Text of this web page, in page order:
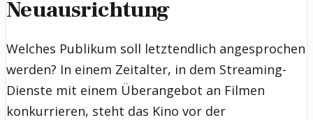
Neuausrichtung
Welches Publikum soll letztendlich angesprochen
werden? In einem Zeitalter, in dem Streaming-
Dienste mit einem Überangebot an Filmen
konkurrieren, steht das Kino vor der